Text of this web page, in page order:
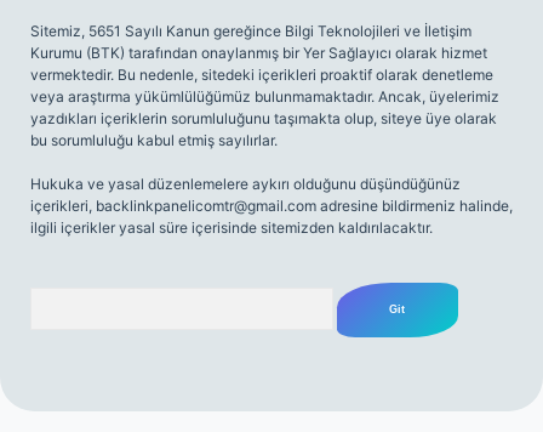
Sitemiz, 5651 Sayılı Kanun gereğince Bilgi Teknolojileri ve İletişim
Kurumu (BTK) tarafından onaylanmış bir Yer Sağlayıcı olarak hizmet
vermektedir. Bu nedenle, sitedeki içerikleri proaktif olarak denetleme
veya araştırma yükümlülüğümüz bulunmamaktadır. Ancak, üyelerimiz
yazdıkları içeriklerin sorumluluğunu taşımakta olup, siteye üye olarak
bu sorumluluğu kabul etmiş sayılırlar.
Hukuka ve yasal düzenlemelere aykırı olduğunu düşündüğünüz
içerikleri, backlinkpanelicomtr@gmail.com adresine bildirmeniz halinde,
ilgili içerikler yasal süre içerisinde sitemizden kaldırılacaktır.